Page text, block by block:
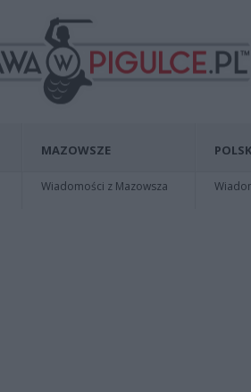
MAZOWSZE
Wiadomości z Mazowsza